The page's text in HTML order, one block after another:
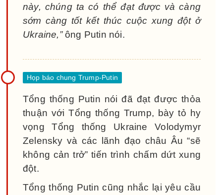
này, chúng ta có thể đạt được và càng
sớm càng tốt kết thúc cuộc xung đột ở
Ukraine,”ông Putin nói.
Tổng thống Putin nói đã đạt được thỏa
thuận với Tổng thống Trump, bày tỏ hy
vọng Tổng thống Ukraine Volodymyr
Zelensky và các lãnh đạo châu Âu “sẽ
không cản trở” tiến trình chấm dứt xung
đột.
Tổng thống Putin cũng nhắc lại yêu cầu